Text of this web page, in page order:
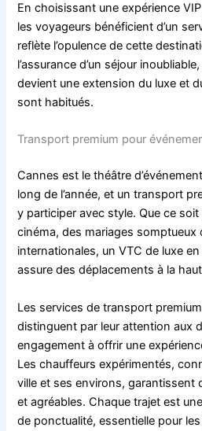
En choisissant une expérience
les voyageurs bénéficient d’un
reflète l’opulence de cette
l’assurance d’un séjour
devient une extension du luxe et
sont habitués.
Transport premium pour
Cannes est le théâtre
long de l’année, et un transport
y participer avec style. Que ce
cinéma, des mariages somptueux
internationales, un VTC de luxe
assure des déplacements à la
Les services de transport
distinguent par leur attention aux
engagement à offrir une
Les chauffeurs expérimentés,
ville et ses environs, garantissent
et agréables. Chaque trajet est
de ponctualité, essentielle pour